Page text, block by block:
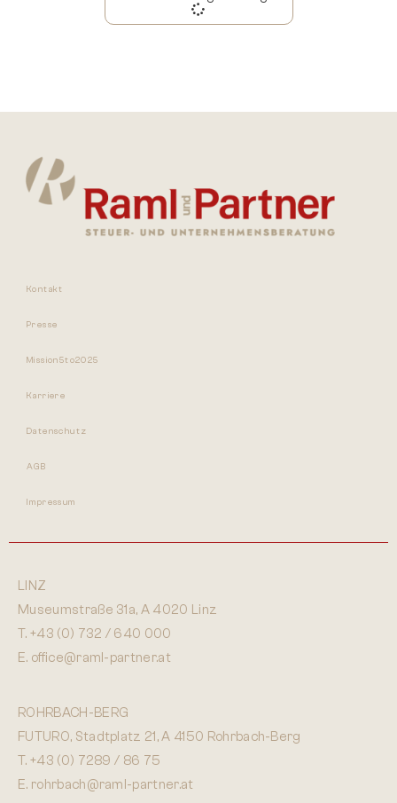
Kontakt
Presse
Mission5to2025
Karriere
Datenschutz
AGB
Impressum
LINZ
Museumstraße 31a, A 4020 Linz
T. +43 (0) 732 / 640 000
E. office@raml-partner.at
ROHRBACH-BERG
FUTURO, Stadtplatz 21, A 4150 Rohrbach-Berg
T. +43 (0) 7289 / 86 75
E. rohrbach@raml-partner.at